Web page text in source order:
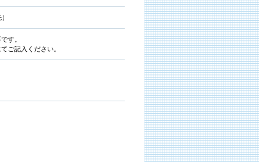
す。
ご記入ください。